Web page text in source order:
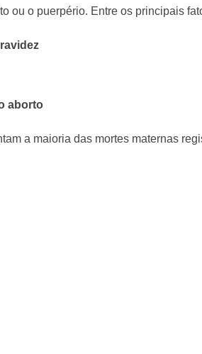
ou o puerpério. Entre os principais
aborto
a maioria das mortes maternas